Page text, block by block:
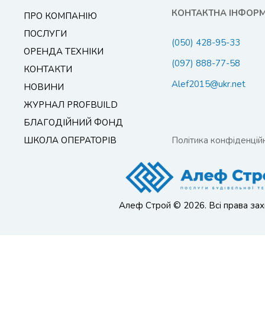
ПРО КОМПАНІЮ
ПОСЛУГИ
ОРЕНДА ТЕХНІКИ
КОНТАКТИ
НОВИНИ
ЖУРНАЛ PROFBUILD
БЛАГОДІЙНИЙ ФОНД
ШКОЛА ОПЕРАТОРІВ
КОНТАКТНА
(050) 428-95-33
(097) 888-77-58
Alef2015@ukr.net
Політика
Алеф Строй © 2026. Всі права